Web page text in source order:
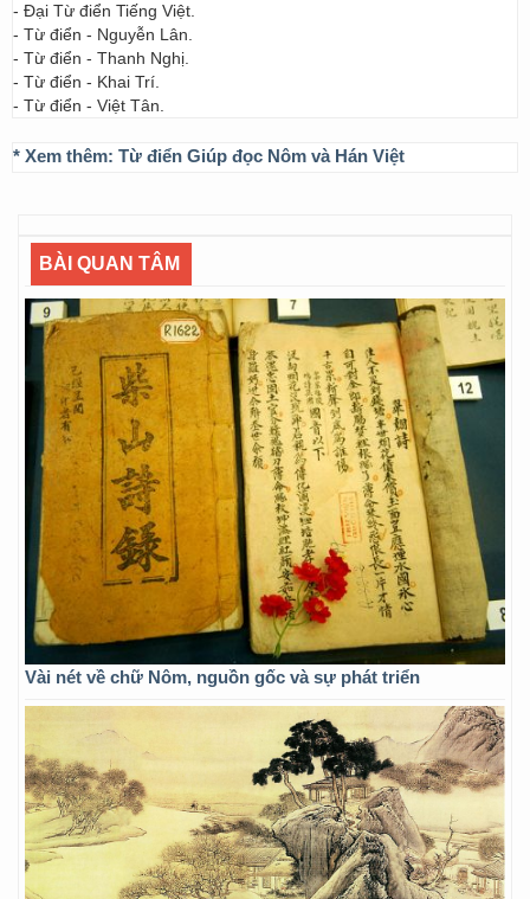
- Đại Từ điển Tiếng Việt.
- Từ điển - Nguyễn Lân.
- Từ điển - Thanh Nghị.
- Từ điển - Khai Trí.
- Từ điển - Việt Tân.
* Xem thêm: Từ điển Giúp đọc Nôm và Hán Việt
BÀI QUAN TÂM
Vài nét về chữ Nôm, nguồn gốc và sự phát triển